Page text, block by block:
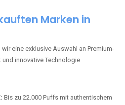
Marken in
wir eine exklusive Auswahl an Premium-
innovative Technologie
Bis zu 22.000 Puffs mit authentischem